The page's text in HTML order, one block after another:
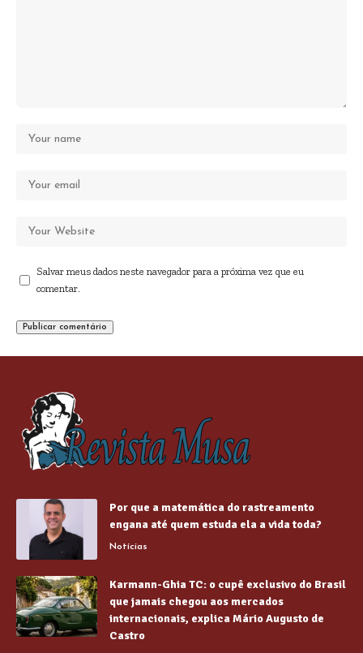
Salvar meus dados neste navegador para a próxima vez que eu
comentar.
Por que a matemática do rastreamento
engana até quem estuda ela a vida toda?
Notícias
Karmann-Ghia TC: o cupê exclusivo do Brasil
que jamais chegou aos mercados
internacionais, explica Mário Augusto de
Castro